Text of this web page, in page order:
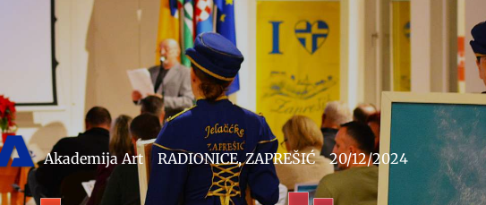
Akademija Art RADIONICE,ZAPREŠIĆ 20/12/2024